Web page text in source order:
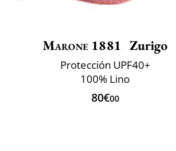
Marone 1881 Zurigo
Protección UPF40+
100% Lino
80€00